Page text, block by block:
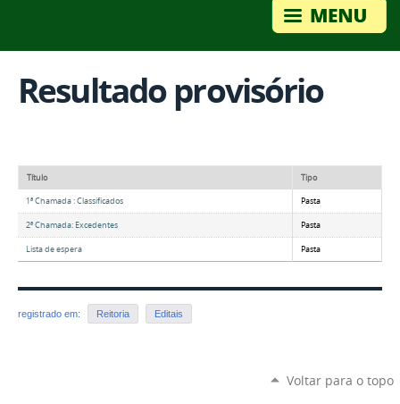
Resultado provisório
Título Tipo
1ª Chamada : Classificados Pasta
2ª Chamada: Excedentes Pasta
Lista de espera Pasta
registrado em: Reitoria Editais
Voltar para o topo